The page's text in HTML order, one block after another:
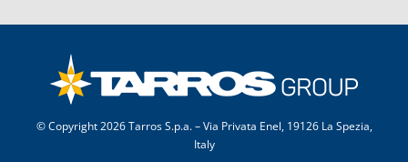
© Copyright2026 Tarros S.p.a. – Via Privata Enel, 19126 La Spezia,
Italy